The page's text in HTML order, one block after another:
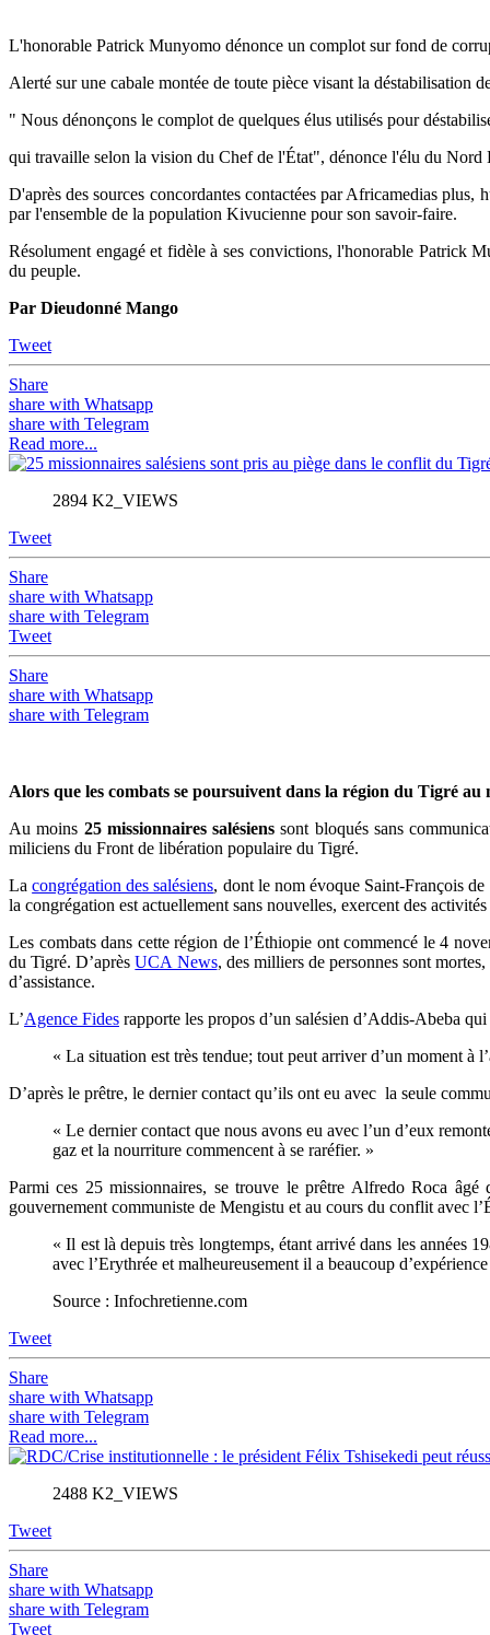
L'honorable Patrick Munyomo dénonce un complot sur fond de
Alerté sur une cabale montée de toute pièce visant la
" Nous dénonçons le complot de quelques élus utilisés pour
qui travaille selon la vision du Chef de l'État", dénonce l'élu du
D'après des sources concordantes contactées par Africamedias
par l'ensemble de la population Kivucienne pour son savoir-faire.
Résolument engagé et fidèle à ses convictions, l'honorable Patrick
du peuple.
Par Dieudonné Mango
Tweet
Share
share with Whatsapp
share with Telegram
Read more...
2894 K2_VIEWS
Tweet
Share
share with Whatsapp
share with Telegram
Tweet
Share
share with Whatsapp
share with Telegram
Alors que les combats se poursuivent dans la région du Tigré
Au moins 25 missionnaires salésiens sont bloqués sans
miliciens du Front de libération populaire du Tigré.
La congrégation des salésiens, dont le nom évoque Saint-François
la congrégation est actuellement sans nouvelles, exercent des
Les combats dans cette région de l’Éthiopie ont commencé le 4
du Tigré. D’après UCA News, des milliers de personnes sont
d’assistance.
L’Agence Fides rapporte les propos d’un salésien d’Addis-Abeba
« La situation est très tendue; tout peut arriver d’un moment à
D’après le prêtre, le dernier contact qu’ils ont eu avec la seule
« Le dernier contact que nous avons eu avec l’un d’eux
gaz et la nourriture commencent à se raréfier. »
Parmi ces 25 missionnaires, se trouve le prêtre Alfredo Roca
gouvernement communiste de Mengistu et au cours du conflit avec
« Il est là depuis très longtemps, étant arrivé dans les années
avec l’Erythrée et malheureusement il a beaucoup
Source : Infochretienne.com
Tweet
Share
share with Whatsapp
share with Telegram
Read more...
2488 K2_VIEWS
Tweet
Share
share with Whatsapp
share with Telegram
Tweet